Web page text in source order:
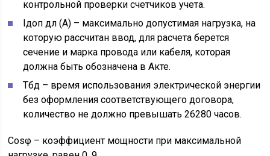
контрольной проверки счетчиков учета.
Iдоп дл (А) – максимально допустимая нагрузка, на
которую рассчитан ввод, для расчета берется
сечение и марка провода или кабеля, которая
должна быть обозначена в Акте.
Tбд – время использования электрической энергии
без оформления соответствующего договора,
количество не должно превышать 26280 часов.
Cosφ – коэффициент мощности при максимальной